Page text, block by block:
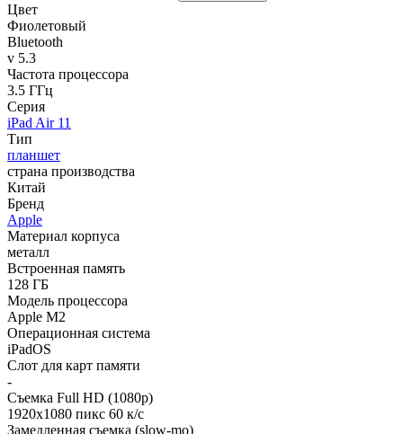
Цвет
Фиолетовый
Bluetooth
v 5.3
Частота процессора
3.5 ГГц
Серия
iPad Air 11
Тип
планшет
страна производства
Китай
Бренд
Apple
Материал корпуса
металл
Встроенная память
128 ГБ
Модель процессора
Apple M2
Операционная система
iPadOS
Слот для карт памяти
-
Съемка Full HD (1080p)
1920х1080 пикс 60 к/с
Замедленная съемка (slow-mo)